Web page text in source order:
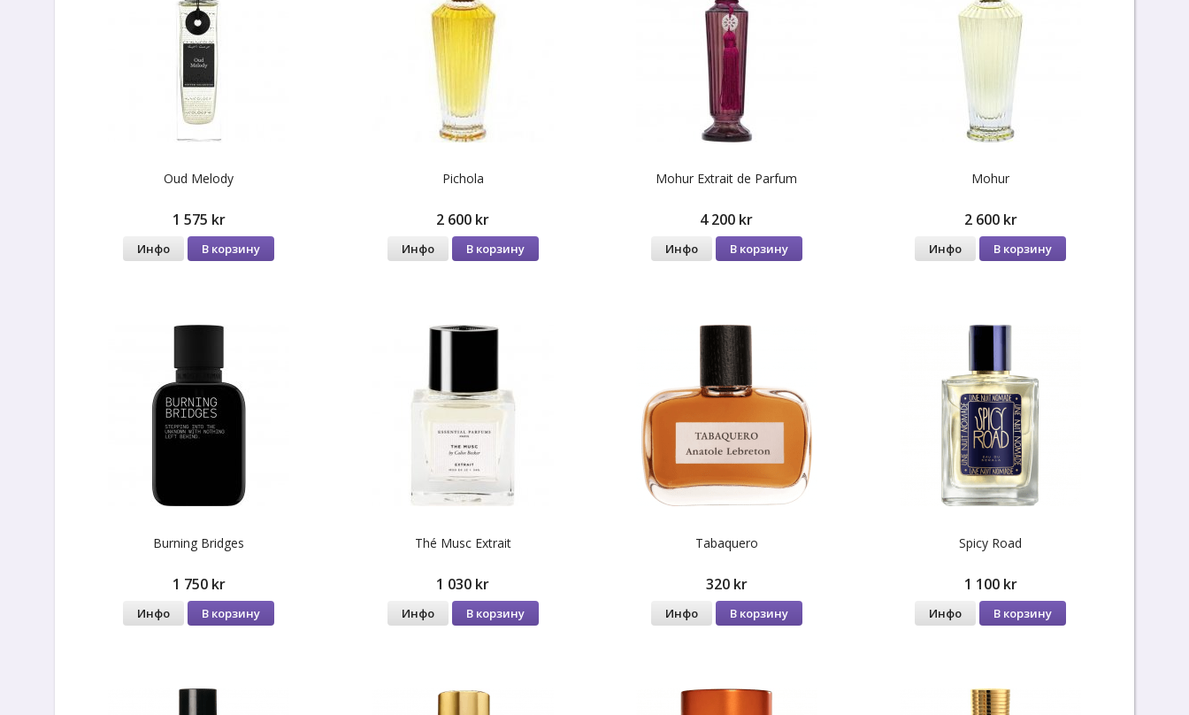
Oud Melody
1 575 kr
Инфо В корзину
Pichola
2 600 kr
Инфо В корзину
Mohur Extrait de Parfum
4 200 kr
Инфо В корзину
Mohur
2 600 kr
Инфо В корзину
Burning Bridges
1 750 kr
Инфо В корзину
Thé Musc Extrait
1 030 kr
Инфо В корзину
Tabaquero
320 kr
Инфо В корзину
Spicy Road
1 100 kr
Инфо В корзину